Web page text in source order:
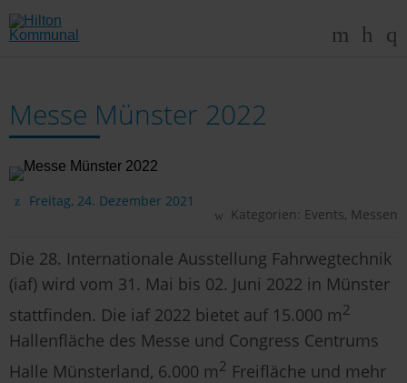
Messe Münster 2022
Freitag, 24. Dezember 2021
Kategorien: Events, Messen
Die 28. Internationale Ausstellung Fahrwegtechnik
(iaf) wird vom 31. Mai bis 02. Juni 2022 in Münster
stattfinden. Die iaf 2022 bietet auf 15.000 m2
Hallenfläche des Messe und Congress Centrums
Halle Münsterland, 6.000 m2 Freifläche und mehr